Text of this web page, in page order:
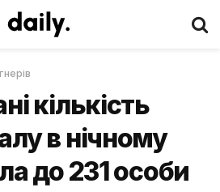
кількість
в нічному
до 231 особи